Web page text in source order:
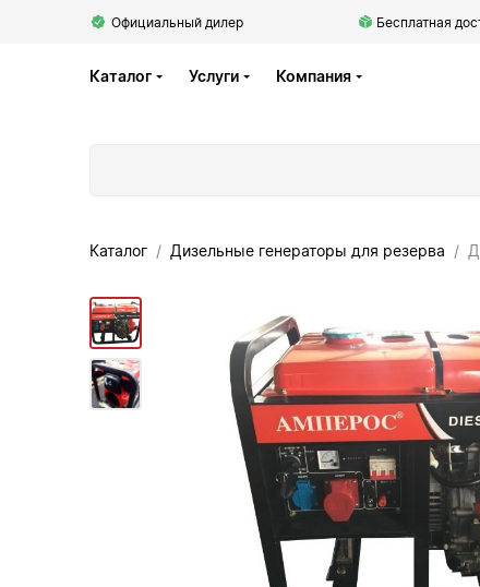
Официальный дилер Бесплатная
Каталог Услуги Компания
Каталог Дизельные генераторы для резерва